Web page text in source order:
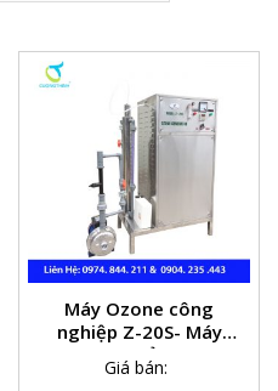
Máy Ozone công
nghiệp Z-20S- Máy
Ozone khử trùng
nước
Giá bán: